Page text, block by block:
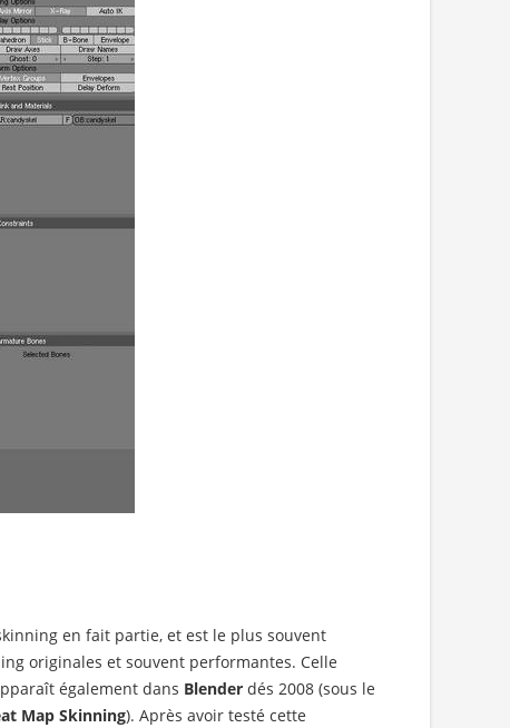
en fait partie, et est le plus souvent
originales et souvent performantes. Celle
également dans Blender dés 2008 (sous le
Map Skinning). Après avoir testé cette